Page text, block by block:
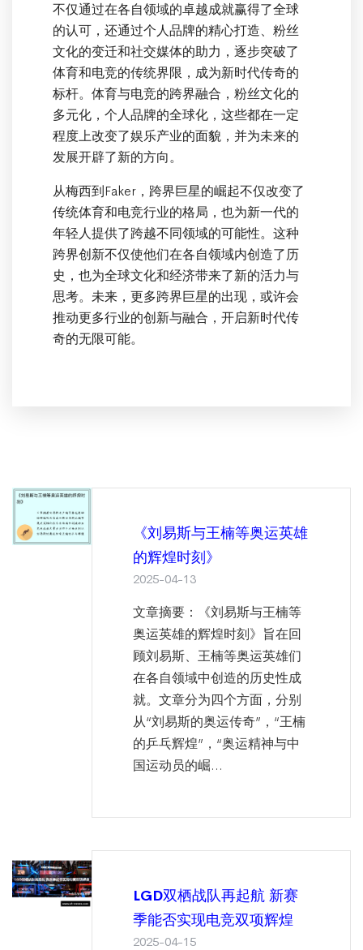
不仅通过在各自领域的卓越成就赢得了全球
的认可，还通过个人品牌的精心打造、粉丝
文化的变迁和社交媒体的助力，逐步突破了
体育和电竞的传统界限，成为新时代传奇的
标杆。体育与电竞的跨界融合，粉丝文化的
多元化，个人品牌的全球化，这些都在一定
程度上改变了娱乐产业的面貌，并为未来的
发展开辟了新的方向。
从梅西到Faker，跨界巨星的崛起不仅改变了
传统体育和电竞行业的格局，也为新一代的
年轻人提供了跨越不同领域的可能性。这种
跨界创新不仅使他们在各自领域内创造了历
史，也为全球文化和经济带来了新的活力与
思考。未来，更多跨界巨星的出现，或许会
推动更多行业的创新与融合，开启新时代传
奇的无限可能。
《刘易斯与王楠等奥运英雄
的辉煌时刻》
2025-04-13
文章摘要：《刘易斯与王楠等
奥运英雄的辉煌时刻》旨在回
顾刘易斯、王楠等奥运英雄们
在各自领域中创造的历史性成
就。文章分为四个方面，分别
从“刘易斯的奥运传奇”，“王楠
的乒乓辉煌”，“奥运精神与中
国运动员的崛...
LGD双栖战队再起航 新赛
季能否实现电竞双项辉煌
2025-04-15